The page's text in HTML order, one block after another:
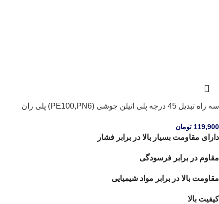
سه راه تبدیل 45 درجه پلی اتیلن جوشی (PE100,PN6) پلی ران
119,900 تومان
دارای مقاومت بسیار بالا در برابر فشار
مقاوم در برابر فرسودگی
مقاومت بالا در برابر مواد شیمیایی
کیفیت بالا